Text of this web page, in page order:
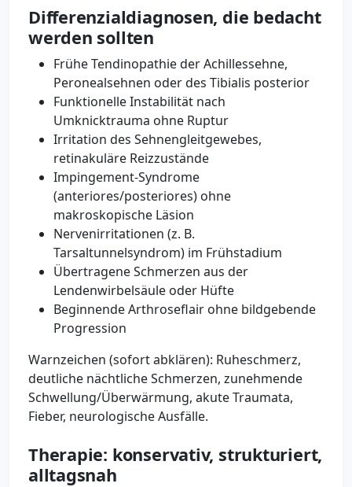
Differenzialdiagnosen, die bedacht
werden sollten
Frühe Tendinopathie der Achillessehne,
Peronealsehnen oder des Tibialis posterior
Funktionelle Instabilität nach
Umknicktrauma ohne Ruptur
Irritation des Sehnengleitgewebes,
retinakuläre Reizzustände
Impingement-Syndrome
(anteriores/posteriores) ohne
makroskopische Läsion
Nervenirritationen (z. B.
Tarsaltunnelsyndrom) im Frühstadium
Übertragene Schmerzen aus der
Lendenwirbelsäule oder Hüfte
Beginnende Arthroseflair ohne bildgebende
Progression
Warnzeichen (sofort abklären): Ruheschmerz,
deutliche nächtliche Schmerzen, zunehmende
Schwellung/Überwärmung, akute Traumata,
Fieber, neurologische Ausfälle.
Therapie: konservativ, strukturiert,
alltagsnah